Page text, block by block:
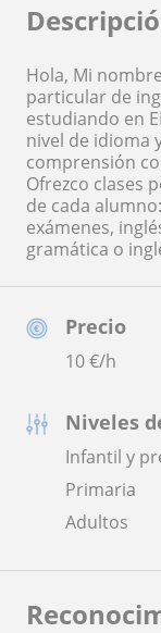
Precio
10€/h
Niveles
Infantil y
Primaria
Adultos
Hola, Mi
particular de
estudiando en
nivel de idioma
comprensión
Ofrezco clases
de cada
exámenes,
gramática o